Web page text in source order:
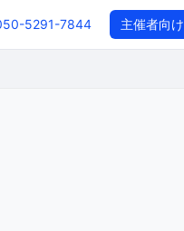
5291-7844 主催者向け